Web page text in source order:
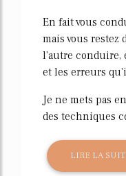
En fait vous
mais vous restez
l'autre conduire,
et les erreurs
Je ne mets pas
des techniques
LIRE LA